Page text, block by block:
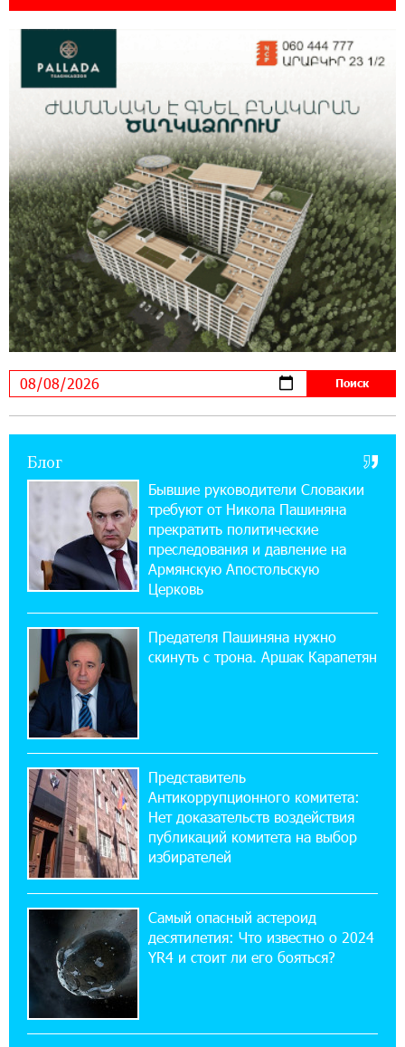
Idram и IDBank - рядом со стартапами на
Seaside Startup Summit
10:12:55 3-08-2026
В мобильном приложении Юнибанка теперь
можно зарегистрироваться также с помощью
imID
21:09:13 31-07-2026
«Бесплатные бонусы в играх»: IDBank
предупреждает о кибератаках на школьников
11:21:15 31-07-2026
ЕАЭС со временем будет расширяться. Когда-
нибудь это поймёт и рядовой армянин, но
Если Израиль использует тему Геноцида
армян против Эрдогана, то что для него
значит сам Геноцид?
17:16:14 30-07-2026
ВТБ (Армения): вклад «Стабильный» — до
17:03:49 30-07-2026
Платформа Rate.Trading на Seaside Startup
Summit: IDBank представил инновационное
решение
14:44:13 29-07-2026
Состоялось открытие Khachaturian Rooftop
при поддержке IDBank
18:38:18 28-07-2026
Пашинян ты упустил свой шанс уйти
12:04:53 28-07-2026
Обновленный Центр продаж и обслуживания
Ucom открылся по адресу ул. Шаумяна, 24/2
Блог
Бывшие руководители Словакии
требуют от Никола Пашиняна
прекратить политические
преследования и давление на
Армянскую Апостольскую
Церковь
Предателя Пашиняна нужно
скинуть с трона. Аршак Карапетян
Представитель
Антикоррупционного комитета:
Нет доказательств воздействия
публикаций комитета на выбор
избирателей
Самый опасный астероид
десятилетия: Что известно о 2024
YR4 и стоит ли его бояться?